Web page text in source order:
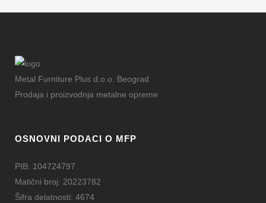
Metal Furniture Plus d.o.o. Beograd
Prodaja i proizvodnja metalne opreme
OSNOVNI PODACI O MFP
PIB: 104724797
Matični broj: 20223782
Šifra delatnosti: 4674